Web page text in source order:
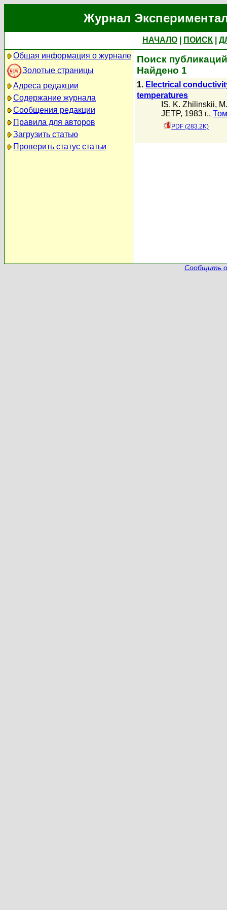
Журнал
НАЧАЛО ПОИСК
Общая информация о журнале
Золотые страницы
Адреса редакции
Содержание журнала
Сообщения редакции
Правила для авторов
Загрузить статью
Проверить статус статьи
Поиск
Найдено 1
1. Electrical
temperatures
IS. K. Zhilinskii,
JETP, 1983 г.,
PDF (283.2K)
Сообщить о